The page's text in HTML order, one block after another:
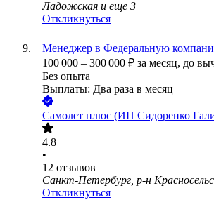
Ладожская и еще 3
Откликнуться
Менеджер в Федеральную
100 000 – 300 000 ₽ за месяц, до
Без опыта
Выплаты: Два раза в месяц
Самолет плюс (ИП Сидоренко
4.8
•
12 отзывов
Санкт-Петербург, р-н
Откликнуться